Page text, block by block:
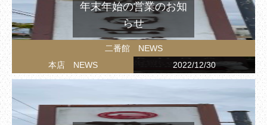
二番館 NEWS
本店 NEWS
2022/12/30
年末年始の営業のお知
らせ